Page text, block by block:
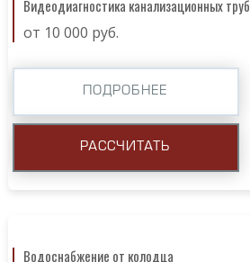
Видеодиагностика канализационных труб
от 10 000 руб.
ПОДРОБНЕЕ
РАССЧИТАТЬ
Водоснабжение от колодца